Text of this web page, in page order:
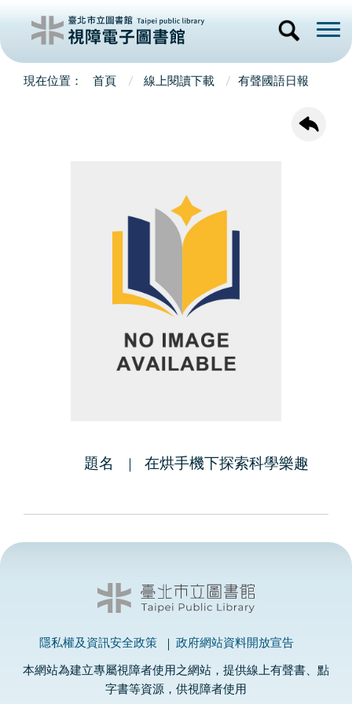
首頁 線上閱讀下載 有聲國語日報
題名 在烘手機下探索科學樂趣
隱私權及資訊安全政策 政府網站資料開放宣告
本網站為建立專屬視障者使用之網站，提供線上有聲書、點
字書等資源，供視障者使用